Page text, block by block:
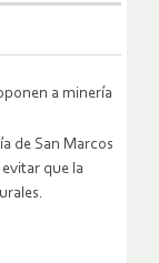
a minería
de San Marcos
que la